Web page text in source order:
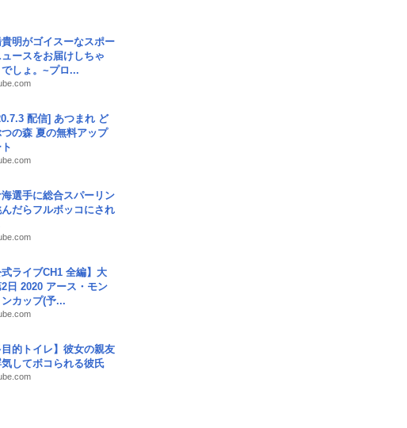
明がゴイスーなスポー
ュースをお届けしちゃ
でしょ。~プロ...
配信] あつまれ ど
つの森 夏の無料アップ
選手に総合スパーリン
んだらフルボッコにされ
式ライブCH1 全編】大
日 2020 アース・モン
ンカップ(予...
目的トイレ】彼女の親友
気してボコられる彼氏